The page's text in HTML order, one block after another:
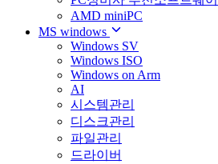
AMD miniPC
MS windows
Windows SV
Windows ISO
Windows on Arm
AI
시스템관리
디스크관리
파일관리
드라이버